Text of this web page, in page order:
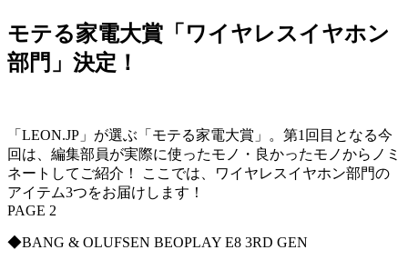
モテる家電大賞「ワイヤレスイヤホン
部門」決定！
「LEON.JP」が選ぶ「モテる家電大賞」。第1回目となる今
回は、編集部員が実際に使ったモノ・良かったモノからノミ
ネートしてご紹介！ ここでは、ワイヤレスイヤホン部門の
アイテム3つをお届けします！
PAGE 2
◆BANG & OLUFSEN BEOPLAY E8 3RD GEN